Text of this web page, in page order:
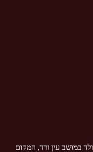
במושב עין ורד, המקום